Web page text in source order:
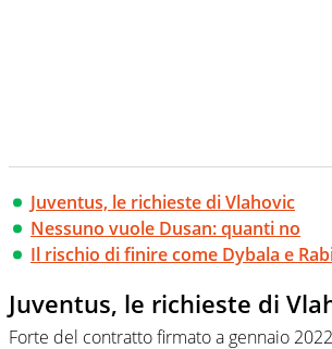
Juventus, le richieste di Vlahovic
Nessuno vuole Dusan: quanti no
Il rischio di finire come Dybala e
Juventus, le richieste di
Forte del contratto firmato a gennaio